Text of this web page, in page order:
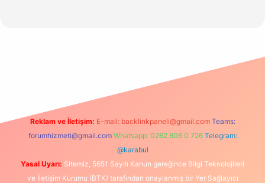
Reklam ve İletişim: E-mail: backlinkpaneli@gmail.com Teams:
forumhizmeti@gmail.com Whatsapp: 0262 606 0 726 Telegram:
@karabul
Yasal Uyarı: Sitemiz, 5651 Sayılı Kanun gereğince Bilgi Teknolojileri
ve İletişim Kurumu (BTK) tarafından onaylanmış bir Yer Sağlayıcı